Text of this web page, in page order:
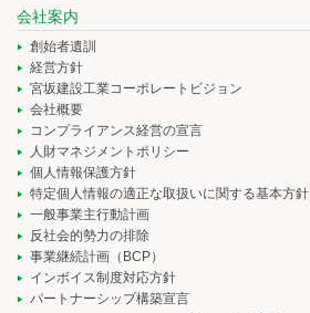
会社案内
創始者遺訓
経営方針
宮坂建設工業コーポレートビジョン
会社概要
コンプライアンス経営の宣言
人財マネジメントポリシー
個人情報保護方針
特定個人情報の適正な取扱いに関する基本方針
一般事業主行動計画
反社会的勢力の排除
事業継続計画（BCP）
インボイス制度対応方針
パートナーシップ構築宣言